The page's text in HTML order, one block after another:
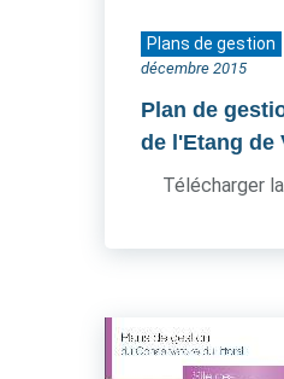
Plans de gestion
décembre 2015
Plan de
de l'Etang de
Télécharger